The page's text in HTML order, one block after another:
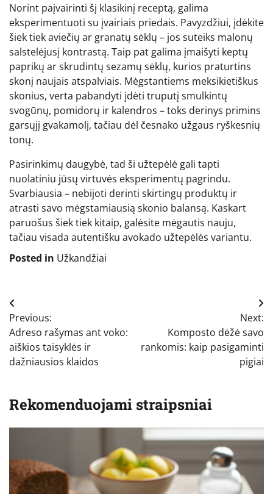
Norint paįvairinti šį klasikinį receptą, galima
eksperimentuoti su įvairiais priedais. Pavyzdžiui, įdėkite
šiek tiek aviečių ar granatų sėklų – jos suteiks malonų
salstelėjusį kontrastą. Taip pat galima įmaišyti keptų
paprikų ar skrudintų sezamų sėklų, kurios praturtins
skonį naujais atspalviais. Mėgstantiems meksikietiškus
skonius, verta pabandyti įdėti truputį smulkintų
svogūnų, pomidorų ir kalendros – toks derinys primins
garsųjį gvakamolį, tačiau dėl česnako užgaus ryškesnių
tonų.
Pasirinkimų daugybė, tad ši užtepėlė gali tapti
nuolatiniu jūsų virtuvės eksperimentų pagrindu.
Svarbiausia – nebijoti derinti skirtingų produktų ir
atrasti savo mėgstamiausią skonio balansą. Kaskart
paruošus šiek tiek kitaip, galėsite mėgautis nauju,
tačiau visada autentišku avokado užtepėlės variantu.
Posted in Užkandžiai
Navigacija
tarp
įrašų
Previous:
Adreso rašymas ant voko:
aiškios taisyklės ir
dažniausios klaidos
Next:
Komposto dėžė savo
rankomis: kaip pasigaminti
pigiai
Rekomenduojami straipsniai